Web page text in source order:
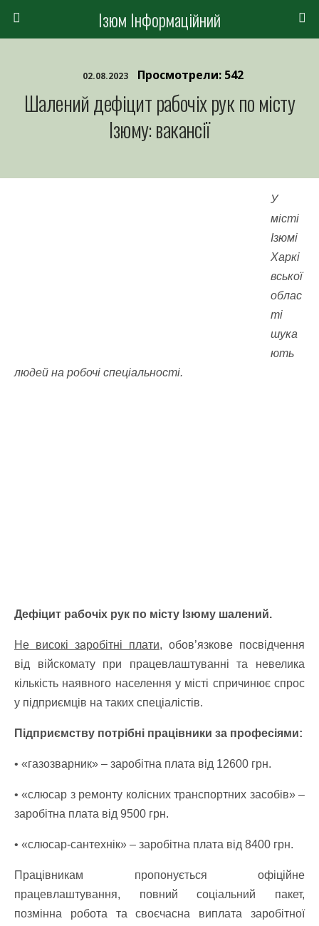
Ізюм Інформаційний
02.08.2023 Просмотрели: 542
Шалений дефіцит рабочіх рук по місту
Ізюму: вакансії
У
місті
Ізюмі
Харкі
вської
облас
ті
шука
ють
людей на робочі спеціальності.
Дефіцит рабочіх рук по місту Ізюму шалений.
Не високі заробітні плати, обов’язкове посвідчення
від війскомату при працевлаштуванні та невелика
кількість наявного населення у місті спричинює спрос
у підприємців на таких спеціалістів.
Підприємству потрібні працівники за професіями:
• «газозварник» – заробітна плата від 12600 грн.
• «слюсар з ремонту колісних транспортних засобів» –
заробітна плата від 9500 грн.
• «слюсар-сантехнік» – заробітна плата від 8400 грн.
Працівникам пропонується офіційне
працевлаштування, повний соціальний пакет,
позмінна робота та своєчасна виплата заробітної